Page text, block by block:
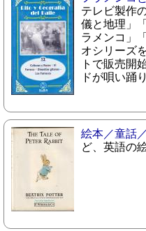
テレビ製作
儀と地理」
ラメンコ」
オシリーズ
トで販売開
ドが唄い踊
絵本／童話
ど、英語の